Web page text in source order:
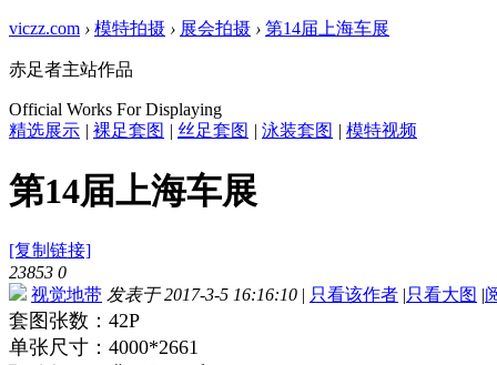
viczz.com › 模特拍摄 › 展会拍摄 › 第14届上海车展
赤足者主站作品
Official Works For Displaying
精选展示 | 裸足套图 | 丝足套图 | 泳装套图 | 模特视频
第14届上海车展
[复制链接]
23853 0
视觉地带 发表于 2017-3-5 16:16:10 | 只看该作者 |只看大图 |
套图张数：42P
单张尺寸：4000*2661